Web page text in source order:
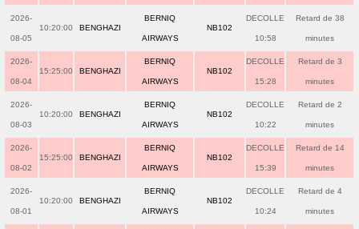
2026-
08-05
10:20:00 BENGHAZI
BERNIQ
AIRWAYS
NB102
DECOLLE
10:58
Retard de 38
minutes
2026-
08-04
15:25:00 BENGHAZI
BERNIQ
AIRWAYS
NB102
DECOLLE
15:28
Retard de 3
minutes
2026-
08-03
10:20:00 BENGHAZI
BERNIQ
AIRWAYS
NB102
DECOLLE
10:22
Retard de 2
minutes
2026-
08-02
15:25:00 BENGHAZI
BERNIQ
AIRWAYS
NB102
DECOLLE
15:39
Retard de 14
minutes
2026-
08-01
10:20:00 BENGHAZI
BERNIQ
AIRWAYS
NB102
DECOLLE
10:24
Retard de 4
minutes